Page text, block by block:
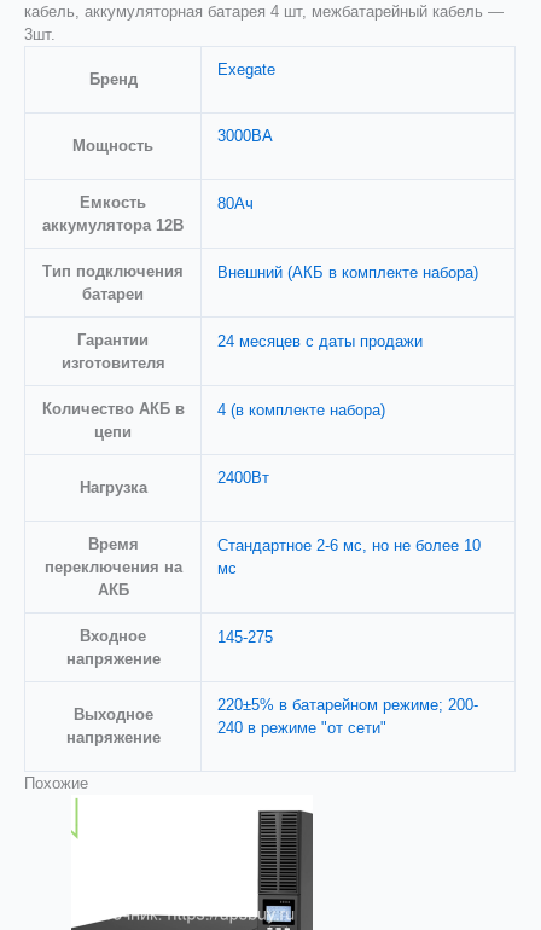
кабель, аккумуляторная батарея 4 шт, межбатарейный кабель —
3шт.
Бренд
Exegate
Мощность
3000ВА
Емкость
аккумулятора 12В
80Ач
Тип подключения
батареи
Внешний (АКБ в комплекте набора)
Гарантии
изготовителя
24 месяцев с даты продажи
Количество АКБ в
цепи
4 (в комплекте набора)
Нагрузка
2400Вт
Время
переключения на
АКБ
Стандартное 2-6 мс, но не более 10
мс
Входное
напряжениe
145-275
Выходное
напряжение
220±5% в батарейном режиме; 200-
240 в режиме "от сети"
Похожие